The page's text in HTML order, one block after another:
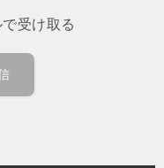
受け取る